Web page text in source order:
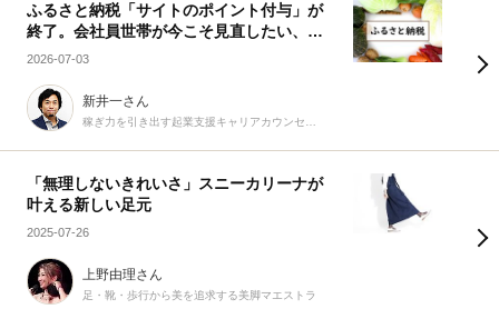
ふるさと納税「サイトのポイント付与」が
終了。会社員世帯が今こそ見直したい、賢
い活用術
2026-07-03
新井一さん
稼ぎ力を引き出す起業支援キャリアカウンセラー
「無理しないきれいさ」スニーカリーナが
叶える新しい足元
2025-07-26
上野由理さん
足・靴・歩行から美を追求する美脚マエストラ